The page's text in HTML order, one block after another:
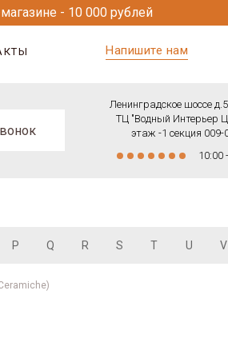
- 10 000 рублей
Напишите нам
Ленинградское шоссе
ТЦ "Водный Интерьер
этаж -1 секция 009-
10:00
P Q R S T U V